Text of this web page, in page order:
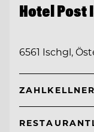
Hotel Post
6561 Ischgl,